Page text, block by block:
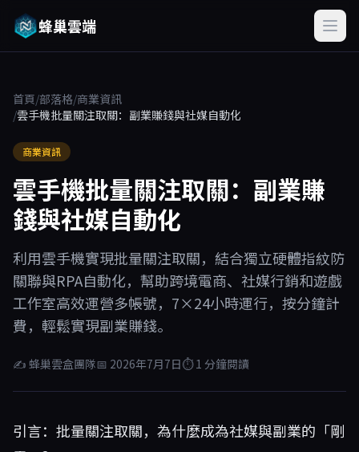
蜂巢雲端
首頁/部落格/商業資訊
/雲手機批量關注取關：副業賺錢與社媒自動化
商業資訊
雲手機批量關注取關：副業賺
錢與社媒自動化
利用雲手機實現批量關注取關，結合獨立硬體指紋防
關聯與RPA自動化，幫助跨境電商、社媒行銷和遊戲
工作室高效運營多帳號，7×24小時運行，按分鐘計
費，輕鬆實現副業賺錢。
✍ 蜂巢雲盒團隊📅 2026年7月7日⏱ 1 分鐘閱讀
引言：批量關注取關，為什麼成為社媒與副業的「剛